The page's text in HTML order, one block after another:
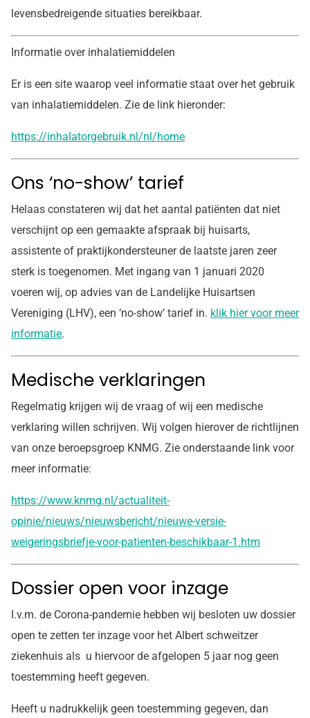
levensbedreigende situaties bereikbaar.
Informatie over inhalatiemiddelen
Er is een site waarop veel informatie staat over het gebruik
van inhalatiemiddelen. Zie de link hieronder:
https://inhalatorgebruik.nl/nl/home
Ons ‘no-show’ tarief
Helaas constateren wij dat het aantal patiënten dat niet
verschijnt op een gemaakte afspraak bij huisarts,
assistente of praktijkondersteuner de laatste jaren zeer
sterk is toegenomen. Met ingang van 1 januari 2020
voeren wij, op advies van de Landelijke Huisartsen
Vereniging (LHV), een ‘no-show’ tarief in. klik hier voor meer
informatie.
Medische verklaringen
Regelmatig krijgen wij de vraag of wij een medische
verklaring willen schrijven. Wij volgen hierover de richtlijnen
van onze beroepsgroep KNMG. Zie onderstaande link voor
meer informatie:
https://www.knmg.nl/actualiteit-
opinie/nieuws/nieuwsbericht/nieuwe-versie-
weigeringsbriefje-voor-patienten-beschikbaar-1.htm
Dossier open voor inzage
I.v.m. de Corona-pandemie hebben wij besloten uw dossier
open te zetten ter inzage voor het Albert schweitzer
ziekenhuis als u hiervoor de afgelopen 5 jaar nog geen
toestemming heeft gegeven.
Heeft u nadrukkelijk geen toestemming gegeven, dan